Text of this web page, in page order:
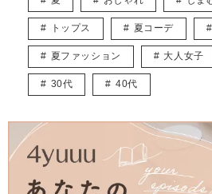
コツ作業しています。
主にファッションの記事を書かせていただ
た“いいね”をみなさんと共有できたら嬉し
よろしくお願いします。
トップス 夏コーデ
夏ファッション 大人女子
30代 40代